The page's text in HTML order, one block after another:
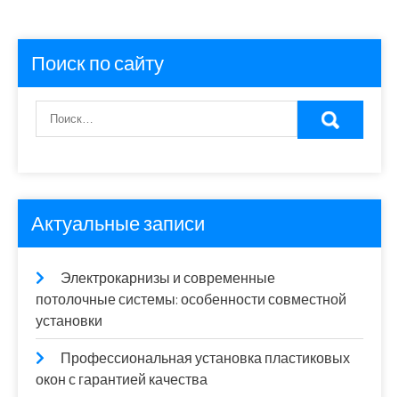
Поиск по сайту
Актуальные записи
Электрокарнизы и современные
потолочные системы: особенности совместной
установки
Профессиональная установка пластиковых
окон с гарантией качества